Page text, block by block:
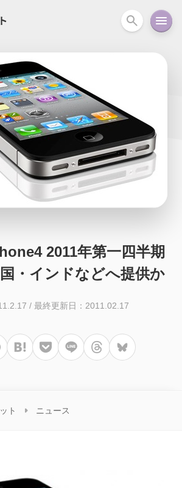
PC関連
ートホーム アクションカメラ カメラ
iPad Mac Android コラム
オーディオ 周辺機器
2011年第一四半期
・インドなどへ提供か
/ 最終更新日：2011.02.17
ト ニュース